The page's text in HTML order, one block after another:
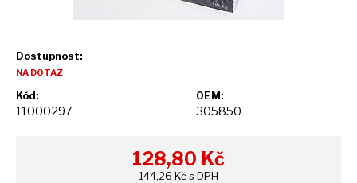
Dostupnost:
NA DOTAZ
Kód:
11000297
OEM:
305850
128,80 Kč
144,26 Kč s DPH